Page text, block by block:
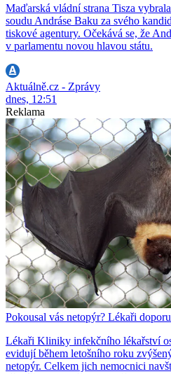
Maďarská vládní strana Tisza
soudu Andráse Baku za svého
tiskové agentury. Očekává se, že
v parlamentu novou hlavou státu.
Aktuálně.cz - Zprávy
dnes, 12:51
Reklama
Pokousal vás netopýr? Lékaři
Lékaři Kliniky infekčního lékařství
evidují během letošního roku
netopýr. Celkem jich nemocnici